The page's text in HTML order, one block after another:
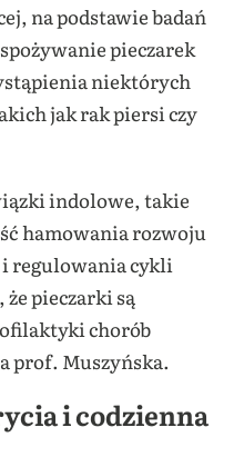
na podstawie badań
pieczarek
niektórych
jak rak piersi czy
indolowe, takie
hamowania rozwoju
regulowania cykli
pieczarki są
chorób
prof. Muszyńska.
i codzienna